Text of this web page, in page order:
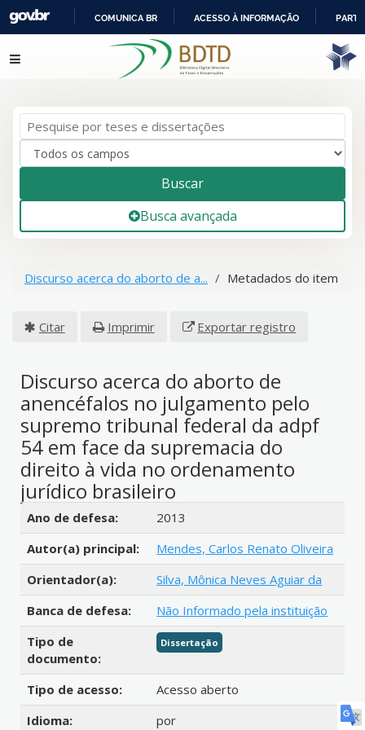
IR
PARA
COMUNICA BR ACESSO À INFORMAÇÃO
Pular para o conteúdo
Buscar
Busca avançada
Discurso acerca do aborto de a... Metadados do item
Citar Imprimir Exportar registro
Discurso acerca do aborto de
anencéfalos no julgamento pelo
supremo tribunal federal da adpf
54 em face da supremacia do
direito à vida no ordenamento
jurídico brasileiro
Detalhes bibliográficos
Ano de defesa:
2013
Autor(a) principal:
Mendes, Carlos Renato Oliveira
Orientador(a):
Silva, Mônica Neves Aguiar da
Banca de defesa:
Não Informado pela instituição
Tipo de
documento:
Dissertação
Tipo de acesso:
Acesso aberto
Idioma:
por